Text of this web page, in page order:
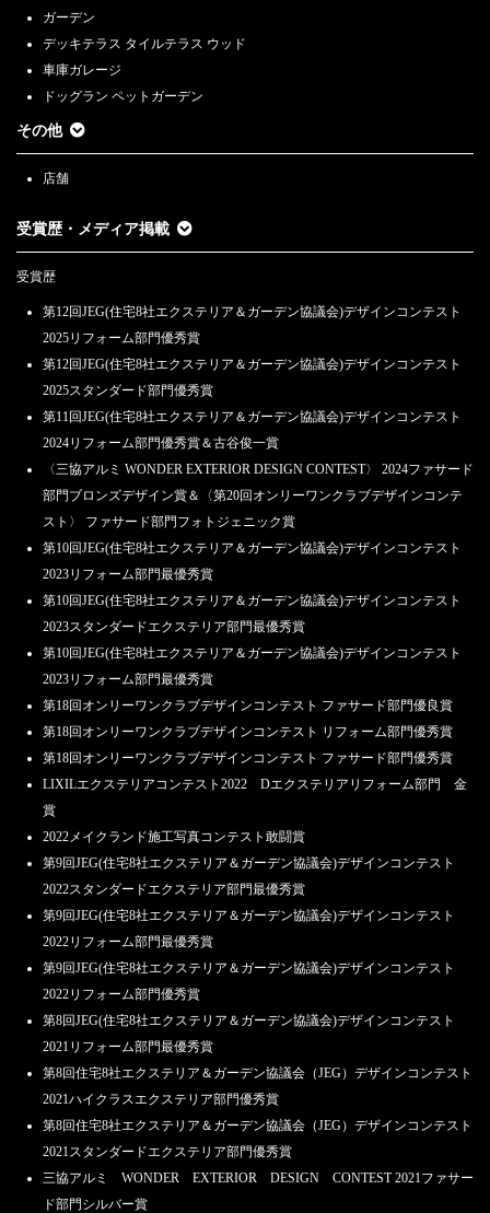
ガーデン
デッキテラス タイルテラス ウッド
車庫ガレージ
ドッグラン ペットガーデン
その他
店舗
受賞歴・メディア掲載
受賞歴
第12回JEG(住宅8社エクステリア＆ガーデン協議会)デザインコンテスト
2025リフォーム部門優秀賞
第12回JEG(住宅8社エクステリア＆ガーデン協議会)デザインコンテスト
2025スタンダード部門優秀賞
第11回JEG(住宅8社エクステリア＆ガーデン協議会)デザインコンテスト
2024リフォーム部門優秀賞＆古谷俊一賞
〈三協アルミ WONDER EXTERIOR DESIGN CONTEST〉 2024ファサード
部門ブロンズデザイン賞＆〈第20回オンリーワンクラブデザインコンテ
スト〉 ファサード部門フォトジェニック賞
第10回JEG(住宅8社エクステリア＆ガーデン協議会)デザインコンテスト
2023リフォーム部門最優秀賞
第10回JEG(住宅8社エクステリア＆ガーデン協議会)デザインコンテスト
2023スタンダードエクステリア部門最優秀賞
第10回JEG(住宅8社エクステリア＆ガーデン協議会)デザインコンテスト
2023リフォーム部門最優秀賞
第18回オンリーワンクラブデザインコンテスト ファサード部門優良賞
第18回オンリーワンクラブデザインコンテスト リフォーム部門優秀賞
第18回オンリーワンクラブデザインコンテスト ファサード部門優秀賞
LIXILエクステリアコンテスト2022 Dエクステリアリフォーム部門 金
賞
2022メイクランド施工写真コンテスト敢闘賞
第9回JEG(住宅8社エクステリア＆ガーデン協議会)デザインコンテスト
2022スタンダードエクステリア部門最優秀賞
第9回JEG(住宅8社エクステリア＆ガーデン協議会)デザインコンテスト
2022リフォーム部門最優秀賞
第9回JEG(住宅8社エクステリア＆ガーデン協議会)デザインコンテスト
2022リフォーム部門優秀賞
第8回JEG(住宅8社エクステリア＆ガーデン協議会)デザインコンテスト
2021リフォーム部門最優秀賞
第8回住宅8社エクステリア＆ガーデン協議会（JEG）デザインコンテスト
2021ハイクラスエクステリア部門優秀賞
第8回住宅8社エクステリア＆ガーデン協議会（JEG）デザインコンテスト
2021スタンダードエクステリア部門優秀賞
三協アルミ WONDER EXTERIOR DESIGN CONTEST 2021ファサー
ド部門シルバー賞